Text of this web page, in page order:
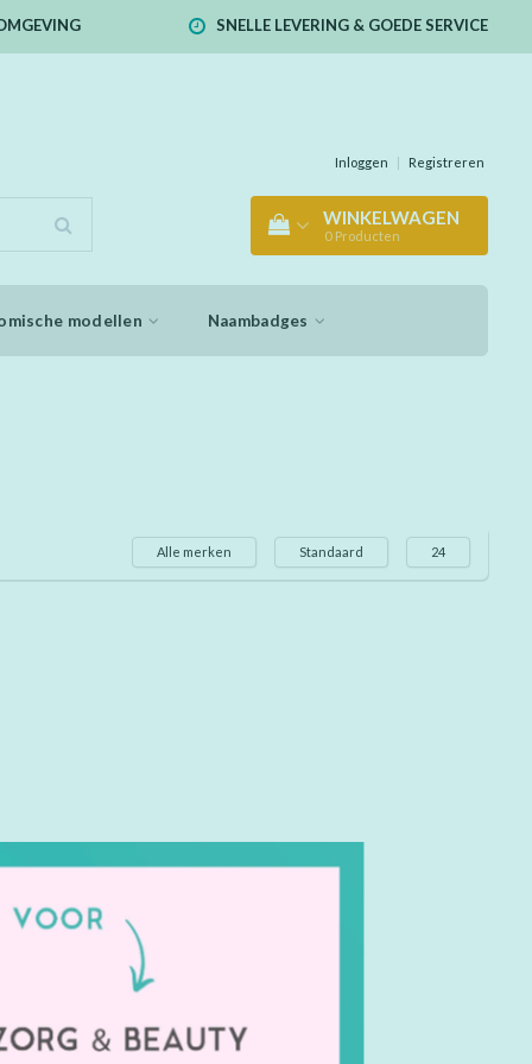
SNELLE LEVERING & GOEDE SERVICE
Inloggen | Registreren
WINKELWAGEN
0 Producten
modellen Naambadges
Alle merken Standaard 24